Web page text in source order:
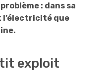
: dans sa
l’électricité que
exploit